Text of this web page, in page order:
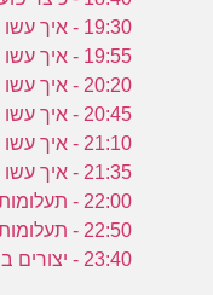
19:30 - איך עשו את זה? 11 - פרק 5
19:55 - איך עשו את זה? 11 - פרק 6
20:20 - איך עשו את זה? 11 - פרק 7
20:45 - איך עשו את זה? 11 - פרק 8
21:10 - איך עשו את זה? 11 - פרק 9
21:35 - איך עשו את זה? 11 - פרק 10
22:00 - תעלומות מתחת לאדמה - פרק 6
22:50 - תעלומות מתחת לאדמה - פרק 7
23:40 - יצורים בתוך גופי 8 - פרק 3